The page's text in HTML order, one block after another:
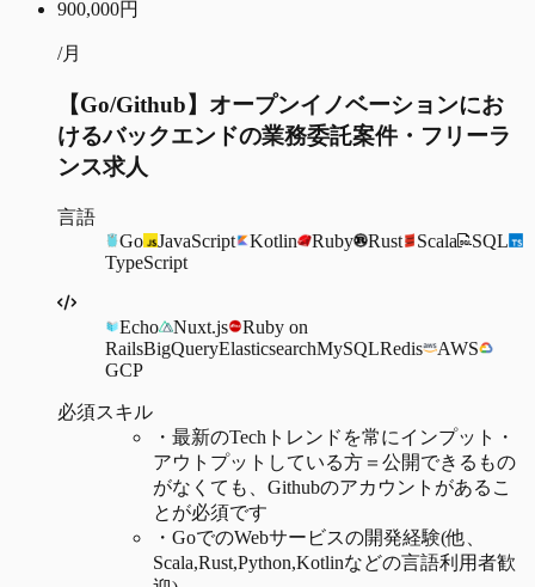
900,000円
/月
【Go/Github】オープンイノベーションにお
けるバックエンドの業務委託案件・フリーラ
ンス求人
言語
Go
JavaScript Kotlin Ruby Rust Scala
SQL
TypeScript
Echo Nuxt.js
Ruby on
RailsBigQueryElasticsearchMySQLRedis
AWS
GCP
必須スキル
・ 最新のTechトレンドを常にインプット・
アウトプットしている方＝公開できるもの
がなくても、Githubのアカウントがあるこ
とが必須です
・ GoでのWebサービスの開発経験(他、
Scala,Rust,Python,Kotlinなどの言語利用者歓